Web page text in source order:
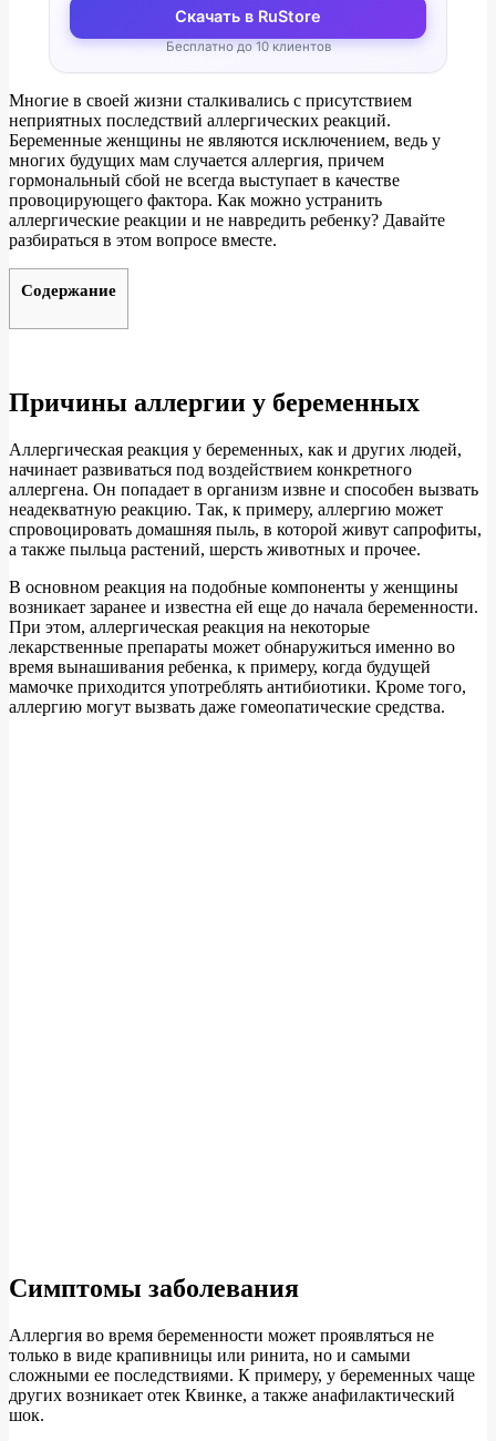
Скачать в RuStore
Бесплатно до 10 клиентов
Многие в своей жизни сталкивались с присутствием
неприятных последствий аллергических реакций.
Беременные женщины не являются исключением, ведь у
многих будущих мам случается аллергия, причем
гормональный сбой не всегда выступает в качестве
провоцирующего фактора. Как можно устранить
аллергические реакции и не навредить ребенку? Давайте
разбираться в этом вопросе вместе.
Содержание
Причины аллергии у беременных
Аллергическая реакция у беременных, как и других людей,
начинает развиваться под воздействием конкретного
аллергена. Он попадает в организм извне и способен вызвать
неадекватную реакцию. Так, к примеру, аллергию может
спровоцировать домашняя пыль, в которой живут сапрофиты,
а также пыльца растений, шерсть животных и прочее.
В основном реакция на подобные компоненты у женщины
возникает заранее и известна ей еще до начала беременности.
При этом, аллергическая реакция на некоторые
лекарственные препараты может обнаружиться именно во
время вынашивания ребенка, к примеру, когда будущей
мамочке приходится употреблять антибиотики. Кроме того,
аллергию могут вызвать даже гомеопатические средства.
Симптомы заболевания
Аллергия во время беременности может проявляться не
только в виде крапивницы или ринита, но и самыми
сложными ее последствиями. К примеру, у беременных чаще
других возникает отек Квинке, а также анафилактический
шок.